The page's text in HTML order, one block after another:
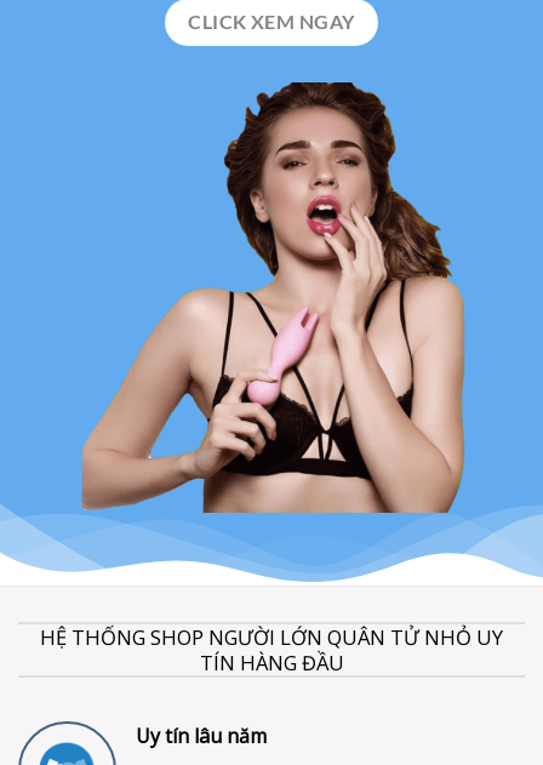
CLICK XEM NGAY
HỆ THỐNG SHOP NGƯỜI LỚN QUÂN TỬ NHỎ UY
TÍN HÀNG ĐẦU
Uy tín lâu năm